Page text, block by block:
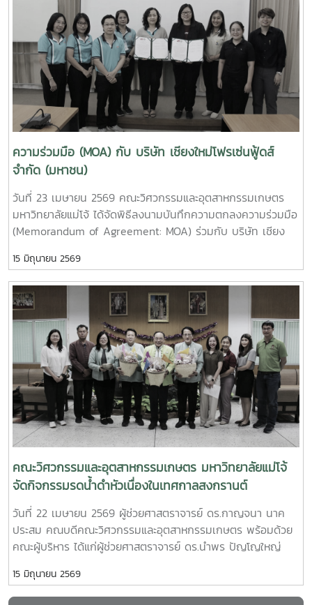
student exchange programs between the two
institutions.During the meeting, participants viewed
institutional introduction videos of Maejo University
and the Faculty of Engineering and Agro-Industry,
followed by discussions on academic cooperation,
research collaboration, and student exchange programs
at both undergraduate and graduate levels.Professor
Ken’ichi Yano delivered a keynote presentation on
“Automation Engineering, Welfare Robots and Nursing
Care Systems,” highlighting innovative robotics
technologies for healthcare, elderly care, and welfare
support systems.In addition, representatives from the
Agricultural Engineering Program, Food Engineering
Program, Food Science Program, Graduate Programs, and
Nursing Program presented their outstanding research
projects, specialized laboratories, and academic
operation units. The visit also included laboratory
observations and facility tours within the faculty to
promote knowledge exchange and future international
collaboration networks.
และรากฐานสำคัญของการพัฒนาคณะจนถึงปัจจุบันนอกจากนี้
รองศาสตราจารย์ กิตติพงษ์ วุฒิจำนงค์ ตัวแทนผู้อาวุโส ได้ให้
โอวาทแก่บุคลากรรุ่นปัจจุบัน โดยเน้นย้ำถึงความตั้งใจในการ
ทำงาน ความรับผิดชอบต่อหน้าที่ และการร่วมกันพัฒนาองค์กรให้
ก้าวหน้าอย่างยั่งยืนในโอกาสนี้ ผู้ช่วยศาสตราจารย์ ดร.กาญจนา
นาคประสม คณบดีคณะวิศวกรรมและอุตสาหกรรมเกษตร เป็นผู้
แทนกล่าวขอขมาและขอพรจากผู้อาวุโส ก่อนที่คณาจารย์และ
บุคลากรจะร่วมกันประเคนของดำหัว เพื่อแสดงความเคารพและ
ความกตัญญูกตเวทีทั้งนี้ มีผู้อาวุโสเข้าร่วมกิจกรรมจำนวนทั้งสิ้น
15 ท่าน ณ ห้อง E117 อาคารเรียนรวมสาขาวิศวกรรมศาสตร์
จากภูมิปัญญาสู่สแน็คสร้างสรรค์” ที่เปิดโอกาสให้ผู้เข้าร่วมได้เรียน
รู้และลงมือปฏิบัติจริงในการต่อยอดผลิตภัณฑ์ข้าวตังจาก
ภูมิปัญญาท้องถิ่น สู่แนวคิดนวัตกรรมอาหารในรูปแบบสร้างสรรค์
กิจกรรมในครั้งนี้สะท้อนถึงความผูกพันระหว่างบุคลากรทั้งในอดีต
และปัจจุบัน พร้อมทั้งเป็นการสืบสานวัฒนธรรมอันดีงาม ควบคู่
กับการต่อยอดองค์ความรู้สู่ความคิดสร้างสรรค์อย่างยั่งยืน
ความร่วมมือ (MOA) กับ บริษัท เชียงใหม่โฟรเซ่นฟู้ดส์
จำกัด (มหาชน)
วันที่ 23 เมษายน 2569 คณะวิศวกรรมและอุตสาหกรรมเกษตร
มหาวิทยาลัยแม่โจ้ ได้จัดพิธีลงนามบันทึกความตกลงความร่วมมือ
(Memorandum of Agreement: MOA) ร่วมกับ บริษัท เชียง
อุตสาหกรรมเกษตร มหาวิทยาลัยแม่โจ้ จังหวัดเชียงใหม่การลง
นามในครั้งนี้ นำโดยผู้ช่วยศาสตราจารย์ ดร.กาญจนา นาคประสม
คณบดีคณะวิศวกรรมและอุตสาหกรรมเกษตร มหาวิทยาลัยแม่โจ้
และ นางสาววริศรา เก่งการค้า ผู้จัดการทั่วไป บริษัท เชียงใหม่
โฟรเซ่นฟู้ดส์ จำกัด (มหาชน)โดยมีผู้บริหาร คณาจารย์ และ
บุคลากรจากทั้งสองหน่วยงานร่วมเป็นสักขีพยานในพิธี พร้อม
ด้วย ผู้ช่วยศาสตราจารย์ ดร.กนกวรรณ ตาลดี รองคณบดีฝ่าย
วิชาการและการต่างประเทศ ผู้ช่วยศาสตราจารย์ ดร.ศรัญญา
สุวรรณอังกูร และ อาจารย์ ดร.ตรีทิพย์ ชื่นสันต์ความร่วมมือครั้ง
นี้มุ่งเน้นการส่งเสริมและสนับสนุนการพัฒนาศักยภาพนักศึกษา
ผ่านการฝึกประสบการณ์วิชาชีพในสถานประกอบการจริง เปิด
โอกาสให้นักศึกษาได้เรียนรู้จากกระบวนการทำงานในภาค
อุตสาหกรรม และพัฒนาทักษะให้สอดคล้องกับความต้องการของ
ตลาดแรงงานภายหลังพิธีลงนาม คณะผู้บริหารและผู้แทนจาก
และ Robotics & Micro Food Factory ซึ่งเป็นแหล่งเรียนรู้ด้าน
เทคโนโลยีแขนกลและระบบอัตโนมัติในอุตสาหกรรมอาหาร โดยมี
อาจารย์ ดร.ชวกร ศรีเงินยวง เป็นผู้นำเสนอและให้ข้อมูลเกี่ยวกับ
การเรียนการสอน งานวิจัย และการประยุกต์ใช้เทคโนโลยีดังกล่าว
ในภาคอุตสาหกรรมนอกจากนี้ ความร่วมมือยังครอบคลุมถึงการ
พัฒนาทักษะ การถ่ายทอดองค์ความรู้ การคัดเลือกนักศึกษาเข้า
15 มิถุนายน 2569
คณะวิศวกรรมและอุตสาหกรรมเกษตร มหาวิทยาลัยแม่โจ้
จัดกิจกรรมรดน้ำดำหัวเนื่องในเทศกาลสงกรานต์
วันที่ 22 เมษายน 2569 ผู้ช่วยศาสตราจารย์ ดร.กาญจนา นาค
ประสม คณบดีคณะวิศวกรรมและอุตสาหกรรมเกษตร พร้อมด้วย
คณะผู้บริหาร ได้แก่ผู้ช่วยศาสตราจารย์ ดร.นำพร ปัญโญใหญ่
ศาสตราจารย์ ดร.กนกวรรณ ตาลดี รองคณบดีฝ่ายวิชาการและ
การต่างประเทศ ผู้ช่วยศาสตราจารย์ ดร.แพรวพรรณ จอมงาม ผู้
15 มิถุนายน 2569